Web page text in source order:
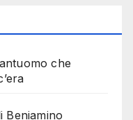
che
Beniamino